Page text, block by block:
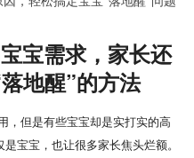
宝需求，家长还
地醒”的方法
，但是有些宝宝却是实打实的高
宝宝，也让很多家长焦头烂额。